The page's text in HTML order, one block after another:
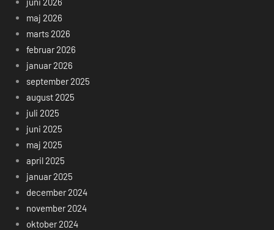
maj 2026
marts 2026
februar 2026
januar 2026
september 2025
august 2025
juli 2025
juni 2025
maj 2025
april 2025
januar 2025
december 2024
november 2024
oktober 2024